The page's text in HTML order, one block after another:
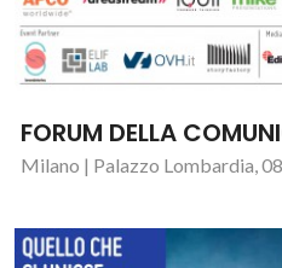
FORUM DELLA
Milano | Palazzo Lombardia,